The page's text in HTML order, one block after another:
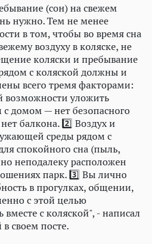
(сон) на свежем
нужно. Тем не менее
в том, чтобы во время сна
воздуху в коляске, не
коляски и пребывание
с коляской должны и
всего тремя факторами:
возможности уложить
с домом — нет безопасного
балкона. 2️⃣ Воздух и
среды рядом с
спокойного сна (пыль,
неподалеку расположен
парк. 3️⃣ Вы лично
в прогулках, общении,
с этой целью
вместе с коляской", - написал
своем посте.